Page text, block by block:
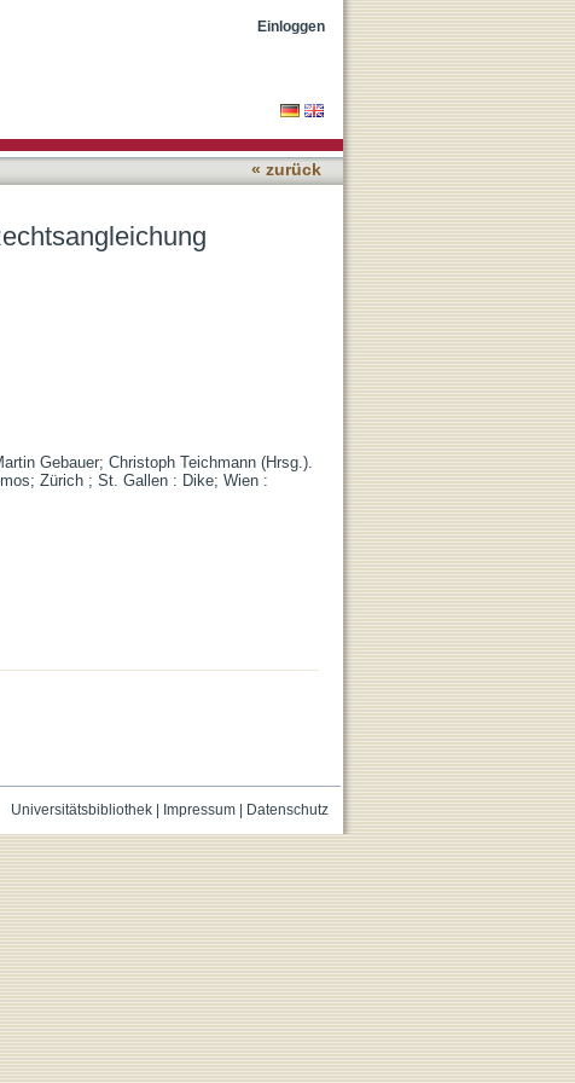
Einloggen
« zurück
Gebauer; Christoph Teichmann (Hrsg.).
Zürich ; St. Gallen : Dike; Wien :
Universitätsbibliothek| Impressum| Datenschutz